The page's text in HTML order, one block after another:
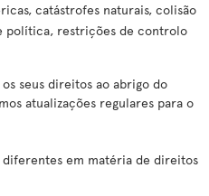
catástrofes naturais, colisão
política, restrições de controlo
seus direitos ao abrigo do
atualizações regulares para o
em matéria de direitos